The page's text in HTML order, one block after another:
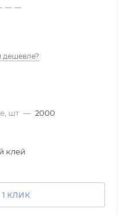
шт — 2000
клей
КЛИК